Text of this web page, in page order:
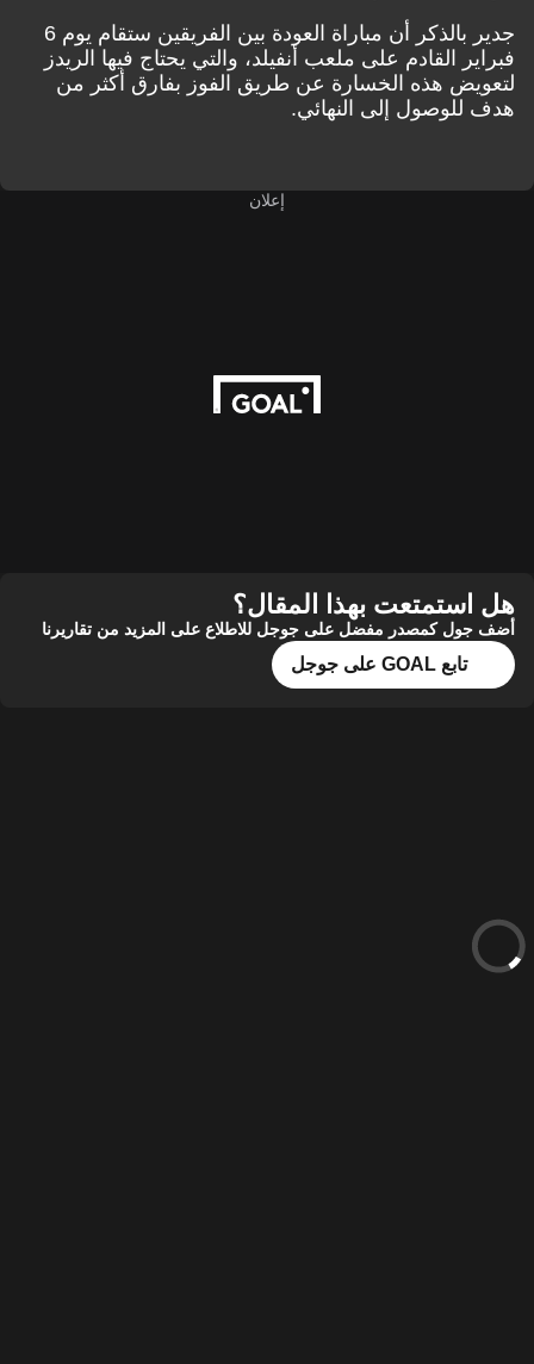
جدير بالذكر أن مباراة العودة بين الفريقين ستقام يوم 6
فبراير القادم على ملعب أنفيلد، والتي يحتاج فيها الريدز
لتعويض هذه الخسارة عن طريق الفوز بفارق أكثر من
هدف للوصول إلى النهائي.
إعلان
هل استمتعت بهذا المقال؟
أضف جول كمصدر مفضل على جوجل للاطلاع على المزيد من تقاريرنا
تابع GOAL على جوجل